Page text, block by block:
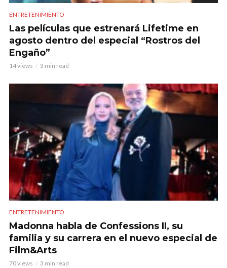
ENTRETENIMIENTO
Las películas que estrenará Lifetime en
agosto dentro del especial “Rostros del
Engaño”
14 views 3 min read
ENTRETENIMIENTO
Madonna habla de Confessions II, su
familia y su carrera en el nuevo especial de
Film&Arts
70 views 3 min read